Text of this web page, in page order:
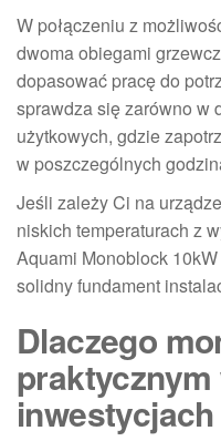
W połączeniu z
dwoma obiegami
dopasować pracę do
sprawdza się zarówno w
użytkowych, gdzie
w poszczególnych
Jeśli zależy Ci na
niskich temperaturach z
Aquami Monoblock
solidny fundament
Dlaczego
inwestycjach